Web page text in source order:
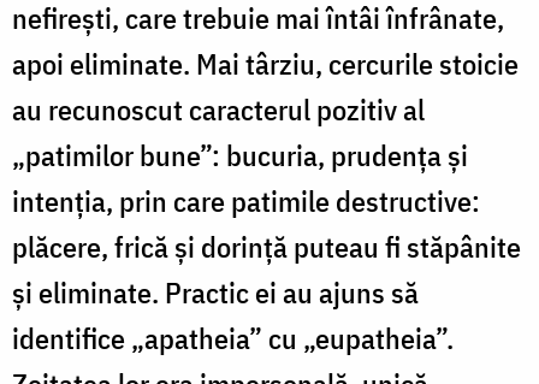
nefireşti, care trebuie mai întâi înfrânate,
apoi eliminate. Mai târziu, cercurile stoicie
au recunoscut caracterul pozitiv al
„patimilor bune”: bucuria, prudenţa şi
intenţia, prin care patimile destructive:
plăcere, frică şi dorinţă puteau fi stăpânite
şi eliminate. Practic ei au ajuns să
identifice „apatheia” cu „eupatheia”.